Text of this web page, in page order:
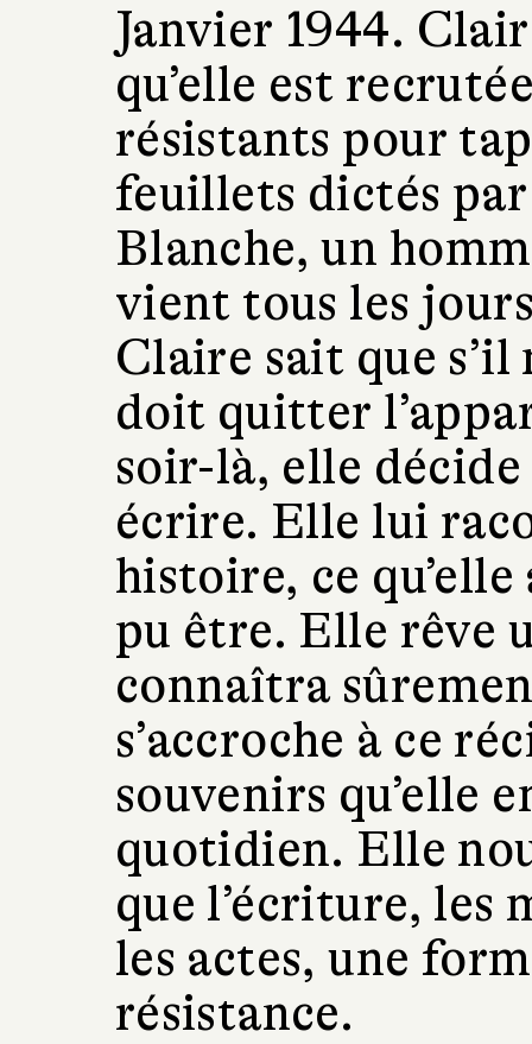
Janvier 1944.
qu’elle est
résistants pour
feuillets dictés
Blanche, un
vient tous les
Claire sait que s’il
doit quitter
soir-là, elle
écrire. Elle lui
histoire, ce
pu être. Elle rêve
connaîtra
s’accroche à ce
souvenirs qu’elle
quotidien. Elle
que l’écriture, les
les actes, une
résistance.